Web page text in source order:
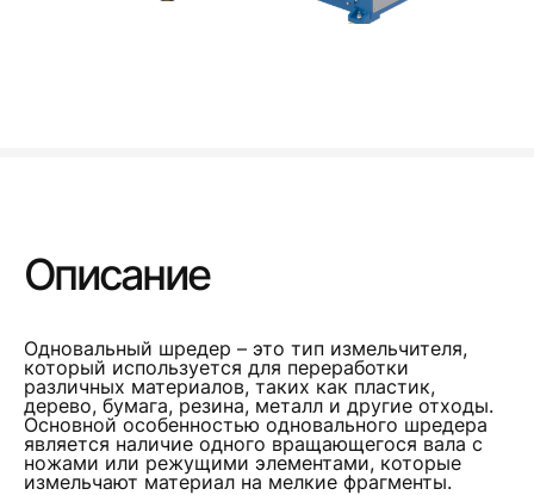
Описание
Одновальный шредер – это тип измельчителя,
который используется для переработки
различных материалов, таких как пластик,
дерево, бумага, резина, металл и другие отходы.
Основной особенностью одновального шредера
является наличие одного вращающегося вала с
ножами или режущими элементами, которые
измельчают материал на мелкие фрагменты.